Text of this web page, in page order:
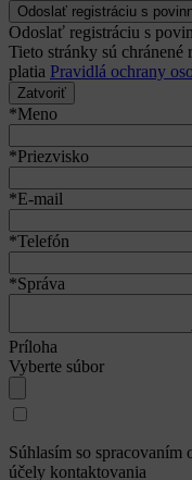
Odoslať registráciu s
Tieto stránky sú
platia Pravidlá ochrany
Zatvoriť
*Meno
*Priezvisko
*E-mail
*Telefón
*Správa
Príloha
Vyberte súbor
Súhlasím so spracovaním
účely kontaktovania